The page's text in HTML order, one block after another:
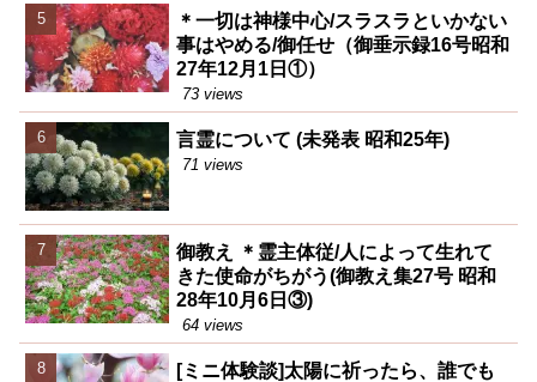
＊一切は神様中心/スラスラといかない
事はやめる/御任せ（御垂示録16号昭和
27年12月1日①）
73 views
言霊について (未発表 昭和25年)
71 views
御教え ＊霊主体従/人によって生れて
きた使命がちがう(御教え集27号 昭和
28年10月6日③)
64 views
[ミニ体験談]太陽に祈ったら、誰でも